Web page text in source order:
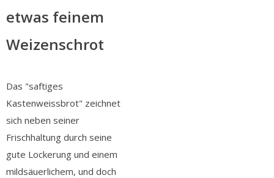
etwas feinem
Weizenschrot
Das "saftiges
Kastenweissbrot" zeichnet
sich neben seiner
Frischhaltung durch seine
gute Lockerung und einem
mildsäuerlichem, und doch